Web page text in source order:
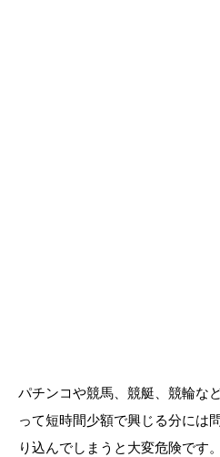
パチンコや競馬、競艇、競輪な
って短時間少額で興じる分には
り込んでしまうと大変危険です。